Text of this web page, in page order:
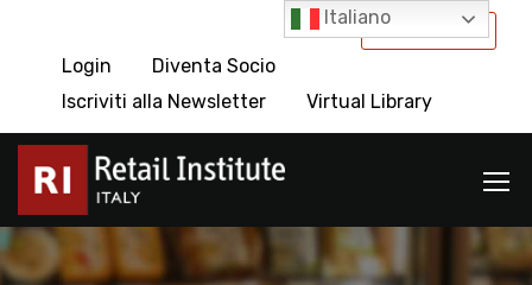
International
Login
Diventa Socio
Iscriviti alla Newsletter
Virtual Library
Italiano